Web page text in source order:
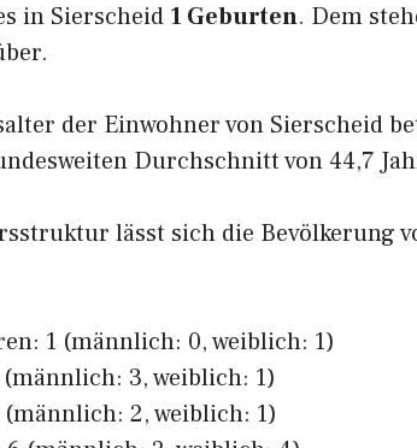
in Sierscheid 1 Geburten. Dem
der Einwohner von Sierscheid
Durchschnitt von 44,7
lässt sich die Bevölkerung
1 (männlich: 0, weiblich: 1)
(männlich: 3, weiblich: 1)
(männlich: 2, weiblich: 1)